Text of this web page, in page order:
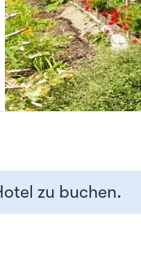
zu buchen.